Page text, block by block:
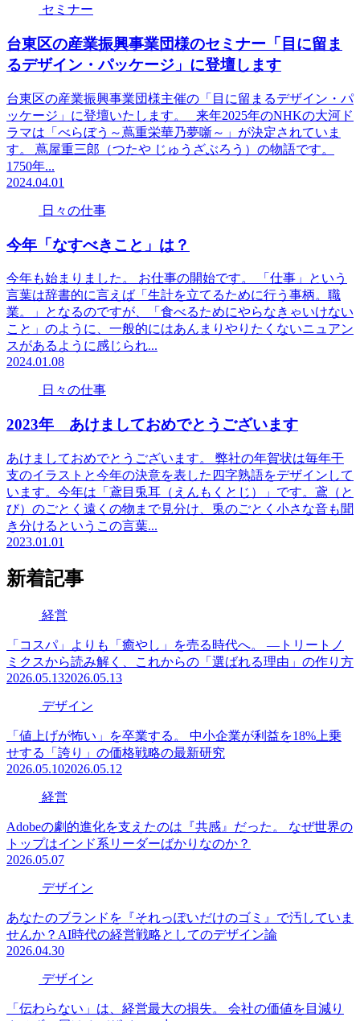
セミナー
台東区の産業振興事業団様のセミナー「目に留ま
るデザイン・パッケージ」に登壇します
台東区の産業振興事業団様主催の「目に留まるデザイン・パ
ッケージ」に登壇いたします。 来年2025年のNHKの大河ド
ラマは「べらぼう～蔦重栄華乃夢噺～」が決定されていま
す。 蔦屋重三郎（つたや じゅうざぶろう）の物語です。
1750年...
2024.04.01
日々の仕事
今年「なすべきこと」は？
今年も始まりました。 お仕事の開始です。 「仕事」という
言葉は辞書的に言えば「生計を立てるために行う事柄。職
業。」となるのですが、「食べるためにやらなきゃいけない
こと」のように、一般的にはあんまりやりたくないニュアン
スがあるように感じられ...
2024.01.08
日々の仕事
2023年 あけましておめでとうございます
あけましておめでとうございます。 弊社の年賀状は毎年干
支のイラストと今年の決意を表した四字熟語をデザインして
います。今年は「鳶目兎耳（えんもくとじ）」です。鳶（と
び）のごとく遠くの物まで見分け、兎のごとく小さな音も聞
き分けるというこの言葉...
2023.01.01
新着記事
経営
「コスパ」よりも「癒やし」を売る時代へ。 —トリートノ
ミクスから読み解く、これからの「選ばれる理由」の作り方
2026.05.132026.05.13
デザイン
「値上げが怖い」を卒業する。 中小企業が利益を18%上乗
せする「誇り」の価格戦略の最新研究
2026.05.102026.05.12
経営
Adobeの劇的進化を支えたのは『共感』だった。 なぜ世界の
トップはインド系リーダーばかりなのか？
2026.05.07
デザイン
あなたのブランドを『それっぽいだけのゴミ』で汚していま
せんか？AI時代の経営戦略としてのデザイン論
2026.04.30
デザイン
「伝わらない」は、経営最大の損失。 会社の価値を目減り